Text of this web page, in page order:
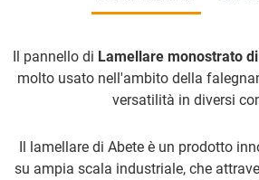
Il pannello di Lamellare monostrato
molto usato nell'ambito della
versatilità in diversi
Il lamellare di Abete è un prodotto
su ampia scala industriale, che